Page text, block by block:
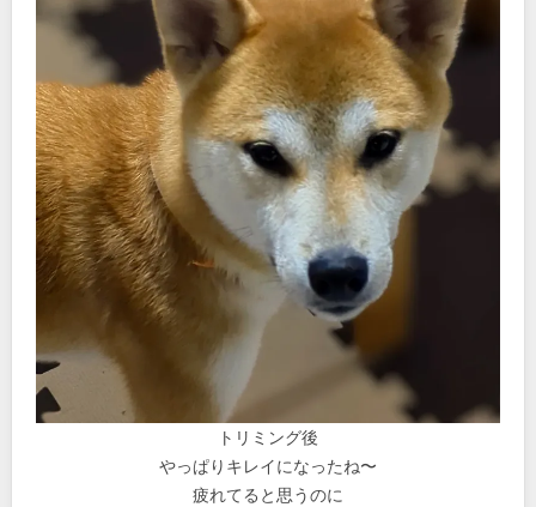
トリミング後
やっぱりキレイになったね〜
疲れてると思うのに